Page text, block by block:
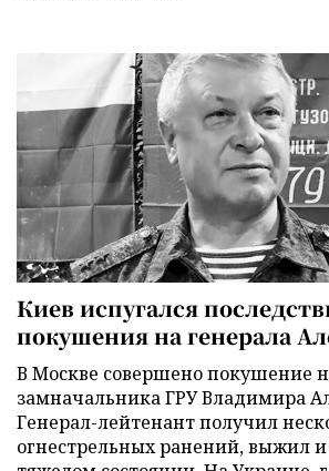
Киев испугался
покушения на генерала
В Москве совершено покушение
замначальника ГРУ Владимира
Генерал-лейтенант получил
огнестрельных ранений, выжил и